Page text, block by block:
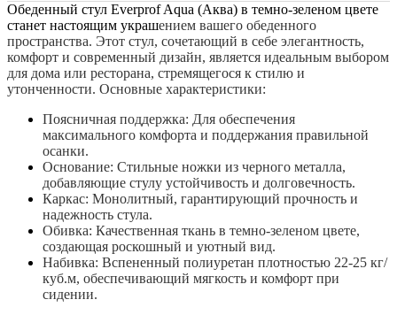
Обеденный стул Everprof Aqua (Аква) в темно-зеленом цвете
станет настоящим украшением вашего обеденного
пространства. Этот стул, сочетающий в себе элегантность,
комфорт и современный дизайн, является идеальным выбором
для дома или ресторана, стремящегося к стилю и
утонченности. Основные характеристики:
Поясничная поддержка: Для обеспечения
максимального комфорта и поддержания правильной
осанки.
Основание: Стильные ножки из черного металла,
добавляющие стулу устойчивость и долговечность.
Каркас: Монолитный, гарантирующий прочность и
надежность стула.
Обивка: Качественная ткань в темно-зеленом цвете,
создающая роскошный и уютный вид.
Набивка: Вспененный полиуретан плотностью 22-25 кг/
куб.м, обеспечивающий мягкость и комфорт при
сидении.